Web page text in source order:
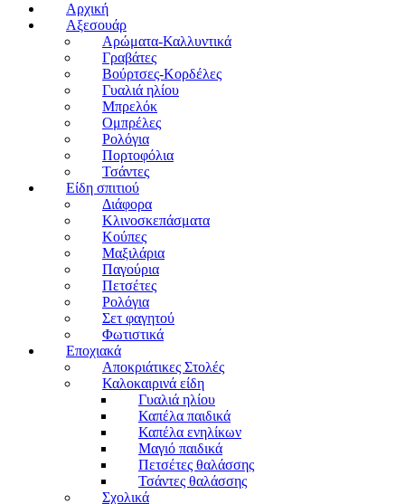
Αρχική
Αξεσουάρ
Αρώματα-Καλλυντικά
Γραβάτες
Βούρτσες-Κορδέλες
Γυαλιά ηλίου
Μπρελόκ
Ομπρέλες
Ρολόγια
Πορτοφόλια
Τσάντες
Είδη σπιτιού
Διάφορα
Κλινοσκεπάσματα
Κούπες
Μαξιλάρια
Παγούρια
Πετσέτες
Ρολόγια
Σετ φαγητού
Φωτιστικά
Εποχιακά
Αποκριάτικες Στολές
Καλοκαιρινά είδη
Γυαλιά ηλίου
Καπέλα παιδικά
Καπέλα ενηλίκων
Μαγιό παιδικά
Πετσέτες θαλάσσης
Τσάντες θαλάσσης
Σχολικά